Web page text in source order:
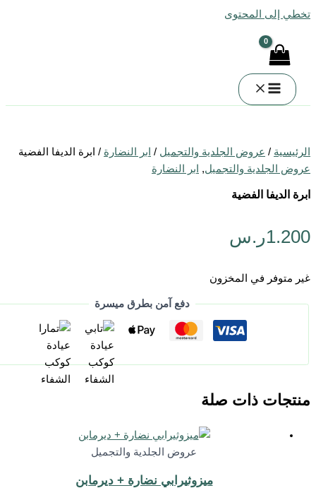
إلى المحتوى
/عروض الجلدية والتجميل/ابر النضارة/ ابرة الديفا الفضية
الجلدية والتجميل,ابر النضارة
الفضية
ر.س
في المخزون
دفع آمن بطرق ميسرة
ذات صلة
عروض الجلدية والتجميل
ميزوثيرابي نضارة + ديرمابن